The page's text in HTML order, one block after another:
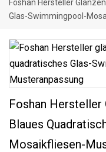
Foshan Hersteller
Glas-Swimmingpool-
Foshan Hersteller
Blaues
Mosaikfliesen-